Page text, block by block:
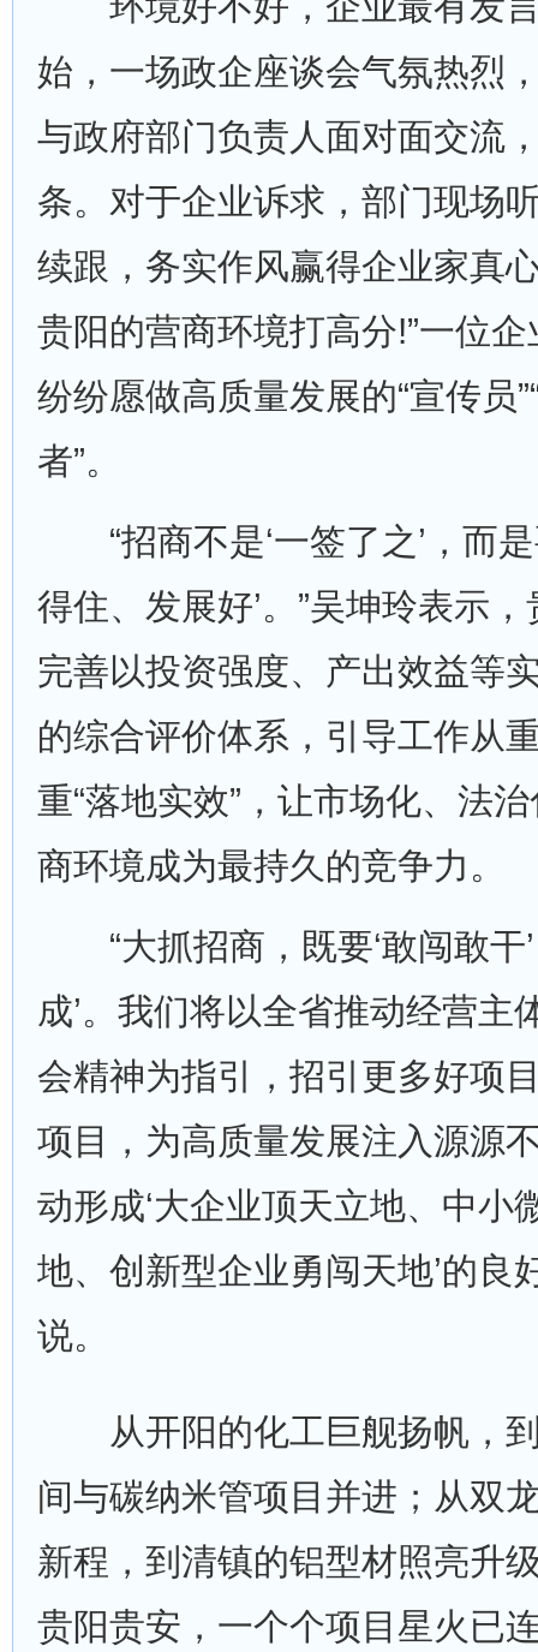
始，一场政企座谈会气氛热烈
与政府部门负责人面对面交流
条。对于企业诉求，部门现场
续跟，务实作风赢得企业家真
贵阳的营商环境打高分!”一位
纷纷愿做高质量发展的“宣传员
者”。
“招商不是‘一签了之’，而是
得住、发展好’。”吴坤玲表示
完善以投资强度、产出效益等
的综合评价体系，引导工作从
重“落地实效”，让市场化、法
商环境成为最持久的竞争力。
“大抓招商，既要‘敢闯敢干’
成’。我们将以全省推动经营主
会精神为指引，招引更多好项
项目，为高质量发展注入源源
动形成‘大企业顶天立地、中小
地、创新型企业勇闯天地’的良
说。
从开阳的化工巨舰扬帆，到
间与碳纳米管项目并进；从双
新程，到清镇的铝型材照亮
贵阳贵安，一个个项目星火已